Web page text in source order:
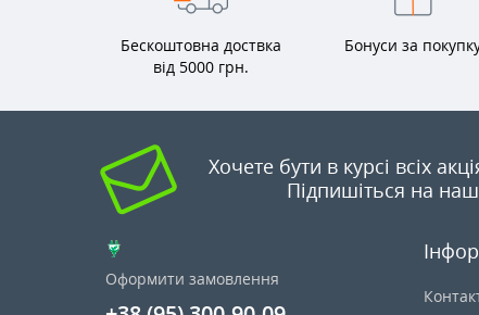
Бескоштовна доствка
від 5000 грн.
Бонуси за
Хочете бути в курсі всіх
Підпишіться на
Оформити замовлення